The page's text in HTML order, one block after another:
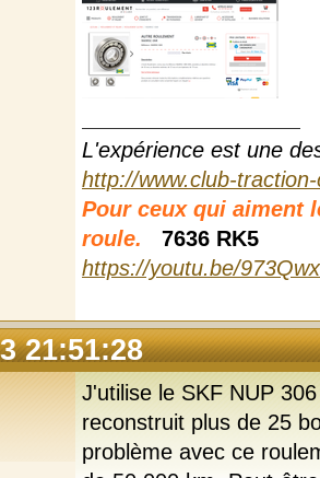
L'expérience est une
http://www.club-
Pour ceux qui aiment
roule.
7636 RK5
https://youtu.be/
21:51:28
J'utilise le SKF NUP
reconstruit plus de 25
problème avec ce